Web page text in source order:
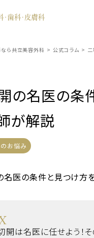
ら共立美容外科 > 公式コラム >
の名医の条
が解説
お悩み
開は名医に任せよう！